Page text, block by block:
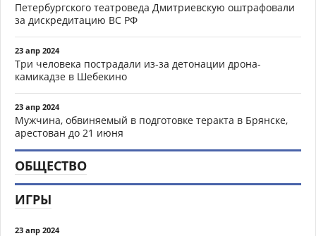
Петербургского театроведа Дмитриевскую оштрафовали
за дискредитацию ВС РФ
23 апр 2024
Три человека пострадали из-за детонации дрона-
камикадзе в Шебекино
23 апр 2024
Мужчина, обвиняемый в подготовке теракта в Брянске,
арестован до 21 июня
ОБЩЕСТВО
ИГРЫ
23 апр 2024